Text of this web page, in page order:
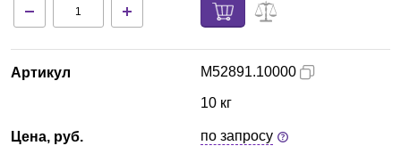
Артикул
Цена, руб.
M52891.10000
10 кг
по запросу